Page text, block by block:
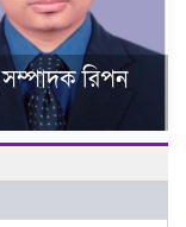
সম্পাদক রিপন